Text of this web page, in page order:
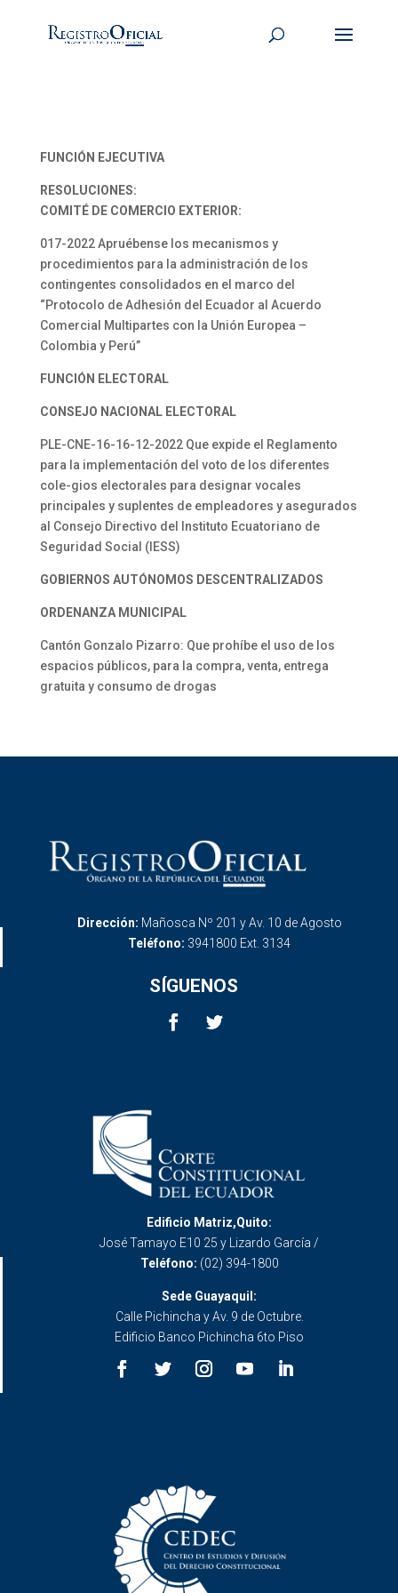
FUNCIÓN EJECUTIVA
RESOLUCIONES:
COMITÉ DE COMERCIO EXTERIOR:
017-2022 Apruébense los mecanismos y
procedimientos para la administración de los
contingentes consolidados en el marco del
“Protocolo de Adhesión del Ecuador al Acuerdo
Comercial Multipartes con la Unión Europea –
Colombia y Perú”
FUNCIÓN ELECTORAL
CONSEJO NACIONAL ELECTORAL
PLE-CNE-16-16-12-2022 Que expide el Reglamento
para la implementación del voto de los diferentes
cole-gios electorales para designar vocales
principales y suplentes de empleadores y asegurados
al Consejo Directivo del Instituto Ecuatoriano de
Seguridad Social (IESS)
GOBIERNOS AUTÓNOMOS DESCENTRALIZADOS
ORDENANZA MUNICIPAL
Cantón Gonzalo Pizarro: Que prohíbe el uso de los
espacios públicos, para la compra, venta, entrega
gratuita y consumo de drogas
Dirección: Mañosca Nº 201 y Av. 10 de Agosto
Teléfono: 3941800 Ext. 3134
SÍGUENOS
Edificio Matriz,Quito:
José Tamayo E10 25 y Lizardo García /
Teléfono: (02) 394-1800
Sede Guayaquil:
Calle Pichincha y Av. 9 de Octubre.
Edificio Banco Pichincha 6to Piso